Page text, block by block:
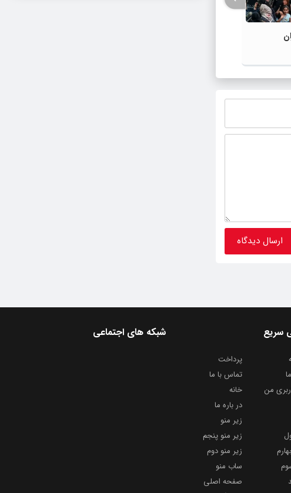
شبکه های اجتماعی سریع
پرداخت
تماس با ما
من
خانه
در باره ما
زیر منو
زیر منو پنجم
زیر منو دوم
ساب منو
صفحه اصلی